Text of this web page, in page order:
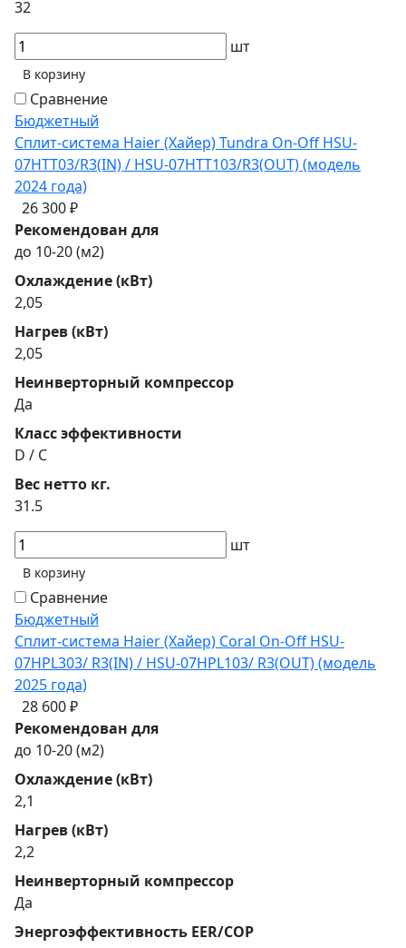
32
шт
В корзину
Сравнение
Бюджетный
Сплит-система Haier (Хайер) Tundra On-Off HSU-
07HTT03/R3(IN) / HSU-07HTT103/R3(OUT) (модель
2024 года)
26 300 ₽
Рекомендован для
до 10-20 (м2)
Охлаждение (кВт)
2,05
Нагрев (кВт)
2,05
Неинверторный компрессор
Да
Класс эффективности
D / C
Вес нетто кг.
31.5
шт
В корзину
Сравнение
Бюджетный
Сплит-система Haier (Хайер) Coral On-Off HSU-
07HPL303/ R3(IN) / HSU-07HPL103/ R3(OUT) (модель
2025 года)
28 600 ₽
Рекомендован для
до 10-20 (м2)
Охлаждение (кВт)
2,1
Нагрев (кВт)
2,2
Неинверторный компрессор
Да
Энергоэффективность EER/COP